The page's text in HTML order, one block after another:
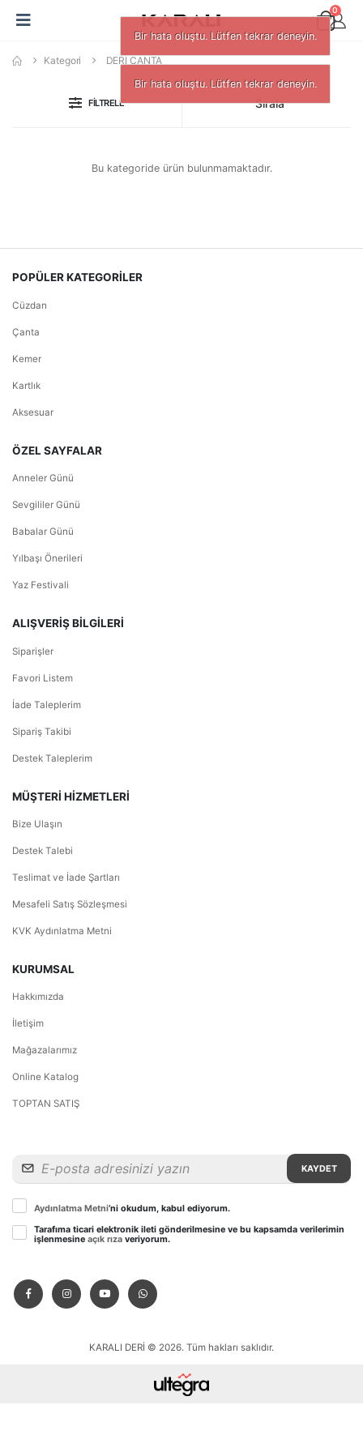
0
Kategori DERİ ÇANTA
FILTRELE Sırala
Bu kategoride ürün bulunmamaktadır.
POPÜLER KATEGORİLER
Cüzdan
Çanta
Kemer
Kartlık
Aksesuar
ÖZEL SAYFALAR
Anneler Günü
Sevgililer Günü
Babalar Günü
Yılbaşı Önerileri
Yaz Festivali
ALIŞVERİŞ BİLGİLERİ
Siparişler
Favori Listem
İade Taleplerim
Sipariş Takibi
Destek Taleplerim
MÜŞTERİ HİZMETLERİ
Bize Ulaşın
Destek Talebi
Teslimat ve İade Şartları
Mesafeli Satış Sözleşmesi
KVK Aydınlatma Metni
KURUMSAL
Hakkımızda
İletişim
Mağazalarımız
Online Katalog
TOPTAN SATIŞ
KAYDET
Aydınlatma Metni’ni okudum, kabul ediyorum.
Tarafıma ticari elektronik ileti gönderilmesine ve bu kapsamda verilerimin
işlenmesine açık rıza veriyorum.
KARALI DERİ © 2026. Tüm hakları saklıdır.
Bir hata oluştu. Lütfen tekrar deneyin.
Bir hata oluştu. Lütfen tekrar deneyin.